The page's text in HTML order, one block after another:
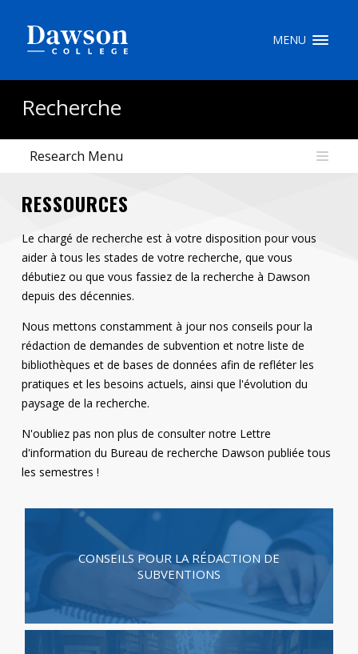
MENU
Recherche
Research Menu
RESSOURCES
Le chargé de recherche est à votre disposition pour vous
aider à tous les stades de votre recherche, que vous
débutiez ou que vous fassiez de la recherche à Dawson
depuis des décennies.
Nous mettons constamment à jour nos conseils pour la
rédaction de demandes de subvention et notre liste de
bibliothèques et de bases de données afin de refléter les
pratiques et les besoins actuels, ainsi que l'évolution du
paysage de la recherche.
N'oubliez pas non plus de consulter notre Lettre
d'information du Bureau de recherche Dawson publiée tous
les semestres !
CONSEILS POUR LA RÉDACTION DE
SUBVENTIONS
À propos de Dawson
Comment postuler
Liens rapides
Contact
Outils
Menu principal
Qui vous êtes